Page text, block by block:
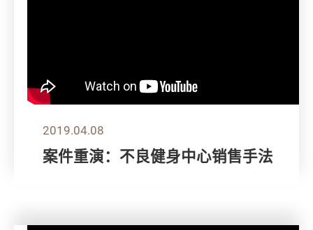
2019.04.08
案件重演：不良健身中心销售手法